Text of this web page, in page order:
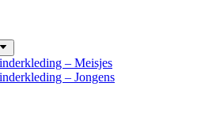
– Meisjes
– Jongens